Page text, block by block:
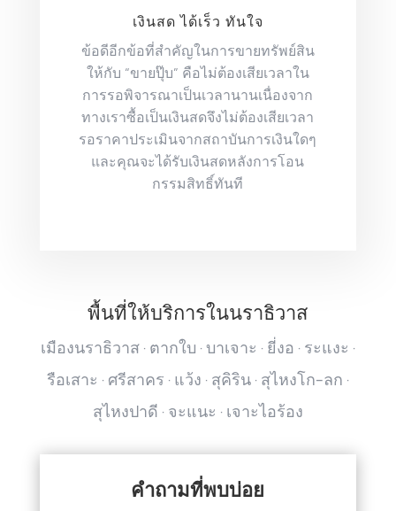
เงินสด ได้เร็ว ทันใจ
ข้อดีอีกข้อที่สำคัญในการขายทรัพย์สิน
ให้กับ “ขายปุ๊บ” คือไม่ต้องเสียเวลาใน
การรอพิจารณาเป็นเวลานานเนื่องจาก
ทางเราซื้อเป็นเงินสดจึงไม่ต้องเสียเวลา
รอราคาประเมินจากสถาบันการเงินใดๆ
และคุณจะได้รับเงินสดหลังการโอน
กรรมสิทธิ์ทันที
พื้นที่ให้บริการในนราธิวาส
เมืองนราธิวาส · ตากใบ · บาเจาะ · ยี่งอ · ระแงะ ·
รือเสาะ · ศรีสาคร · แว้ง · สุคิริน · สุไหงโก-ลก ·
สุไหงปาดี · จะแนะ · เจาะไอร้อง
คำถามที่พบบ่อย